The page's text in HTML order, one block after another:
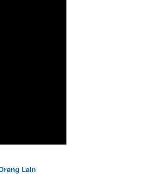
Lain